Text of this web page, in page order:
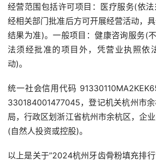
经营范围包括许可项目：医疗服务(依法
经相关部门批准后方可开展经营活动，
结果为准)。一般项目：健康咨询服务(
法须经批准的项目外，凭营业执照依
动)。
统一社会信用代码
330184001477045，登记机关杭州市
局，行政区划浙江省杭州市余杭区，企
(自然人投资或控股)。
以上是关于”2024杭州牙齿骨粉填充排